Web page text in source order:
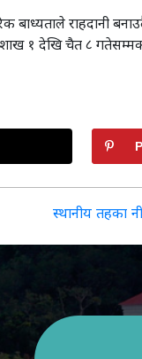
बाध्यताले राहदानी
१ देखि चैत ८
स्थानीय तहका